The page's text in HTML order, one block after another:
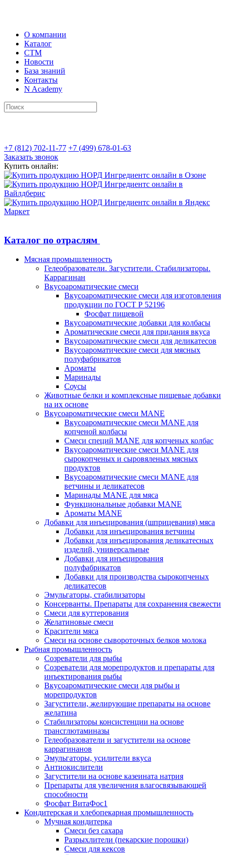
О компании
Каталог
СТМ
Новости
База знаний
Контакты
N Academy
+7 (812) 702-11-77 +7 (499) 678-01-63
Заказать звонок
Купить онлайн:
Каталог по отраслям
Мясная промышленность
Гелеобразователи. Загустители. Стабилизаторы.
Каррагинан
Вкусоароматические смеси
Вкусоароматические смеси для изготовления
продукции по ГОСТ Р 52196
Фосфат пищевой
Вкусоароматические добавки для колбасы
Ароматические смеси для придания вкуса
Вкусоароматические смеси для деликатесов
Вкусоароматические смеси для мясных
полуфабрикатов
Ароматы
Маринады
Соусы
Животные белки и комплексные пищевые добавки
на их основе
Вкусоароматические смеси MANE
Вкусоароматические смеси MANE для
копченой колбасы
Смеси специй MANE для копченых колбас
Вкусоароматические смеси MANE для
сырокопченых и сыровяленых мясных
продуктов
Вкусоароматические смеси MANE для
ветчины и деликатесов
Маринады MANE для мяса
Функциональные добавки MANE
Ароматы MANE
Добавки для инъецирования (шприцевания) мяса
Добавки для инъецирования ветчины
Добавки для инъецирования деликатесных
изделий, универсальные
Добавки для инъецирования
полуфабрикатов
Добавки для производства сырокопченых
деликатесов
Эмульгаторы, стабилизаторы
Консерванты. Препараты для сохранения свежести
Смеси для куттерования
Желатиновые смеси
Красители мяса
Смеси на основе сывороточных белков молока
Рыбная промышленность
Созреватели для рыбы
Созреватели для морепродуктов и препараты для
инъектирования рыбы
Вкусоароматические смеси для рыбы и
морепродуктов
Загустители, желирующие препараты на основе
желатина
Стабилизаторы консистенции на основе
трансглютаминазы
Гелеобразователи и загустители на основе
каррагинанов
Эмульгаторы, усилители вкуса
Антиокислители
Загустители на основе казеината натрия
Препараты для увеличения влагосвязывающей
способности
Фосфат ВитаФос1
Кондитерская и хлебопекарная промышленность
Мучная кондитерка
Смеси без сахара
Разрыхлители (пекарские порошки)
Смеси для кексов